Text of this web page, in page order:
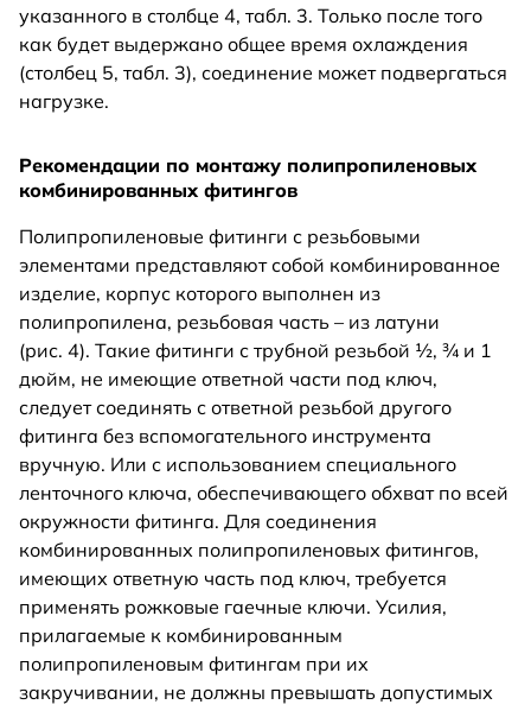
указанного в столбце 4, табл. 3. Только после того
как будет выдержано общее время охлаждения
(столбец 5, табл. 3), соединение может подвергаться
нагрузке.
Рекомендации по монтажу полипропиленовых
комбинированных фитингов
Полипропиленовые фитинги с резьбовыми
элементами представляют собой комбинированное
изделие, корпус которого выполнен из
полипропилена, резьбовая часть – из латуни
(рис. 4). Такие фитинги с трубной резьбой ½, ¾ и 1
дюйм, не имеющие ответной части под ключ,
следует соединять с ответной резьбой другого
фитинга без вспомогательного инструмента
вручную. Или с использованием специального
ленточного ключа, обеспечивающего обхват по всей
окружности фитинга. Для соединения
комбинированных полипропиленовых фитингов,
имеющих ответную часть под ключ, требуется
применять рожковые гаечные ключи. Усилия,
прилагаемые к комбинированным
полипропиленовым фитингам при их
закручивании, не должны превышать допустимых